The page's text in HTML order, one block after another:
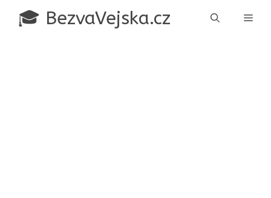
Přeskočit🎓 BezvaVejska.cz